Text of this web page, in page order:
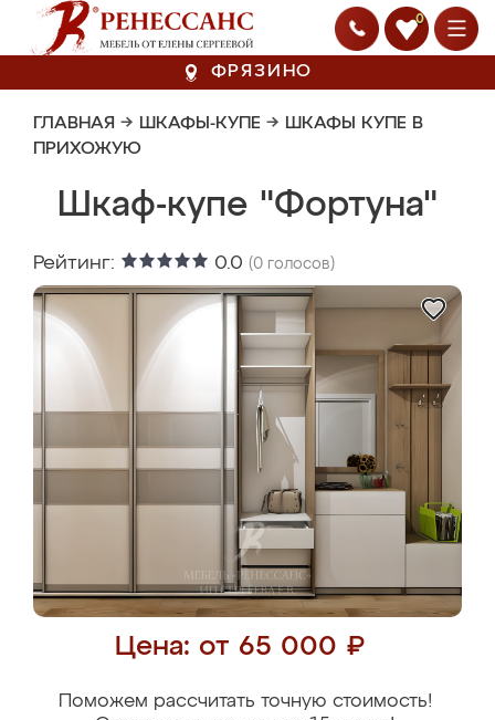
0
ФРЯЗИНО
ГЛАВНАЯ → ШКАФЫ-КУПЕ → ШКАФЫ КУПЕ В
ПРИХОЖУЮ
Шкаф-купе "Фортуна"
Рейтинг: 0.0 (0 голосов)
Цена: от 65 000 ₽
Поможем рассчитать точную стоимость!